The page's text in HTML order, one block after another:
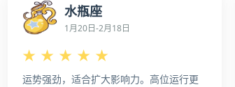
高。 从整体态势看，抓住关键机会点集中
发力。更值得争取资源与支持，推进节
更值得争取资源与支持，推进节点，更容
易拉升成效。
水瓶座
1月20日-2月18日
★ ★ ★ ★ ★
运势强劲，适合扩大影响力。高位运行更